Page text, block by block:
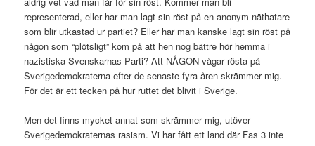
representerad, eller har man lagt sin röst på en anonym näthatare
som blir utkastad ur partiet? Eller har man kanske lagt sin röst på
någon som “plötsligt” kom på att hen nog bättre hör hemma i
nazistiska Svenskarnas Parti? Att NÅGON vågar rösta på
Sverigedemokraterna efter de senaste fyra åren skrämmer mig.
För det är ett tecken på hur ruttet det blivit i Sverige.
Men det finns mycket annat som skrämmer mig, utöver
Sverigedemokraternas rasism. Vi har fått ett land där Fas 3 inte